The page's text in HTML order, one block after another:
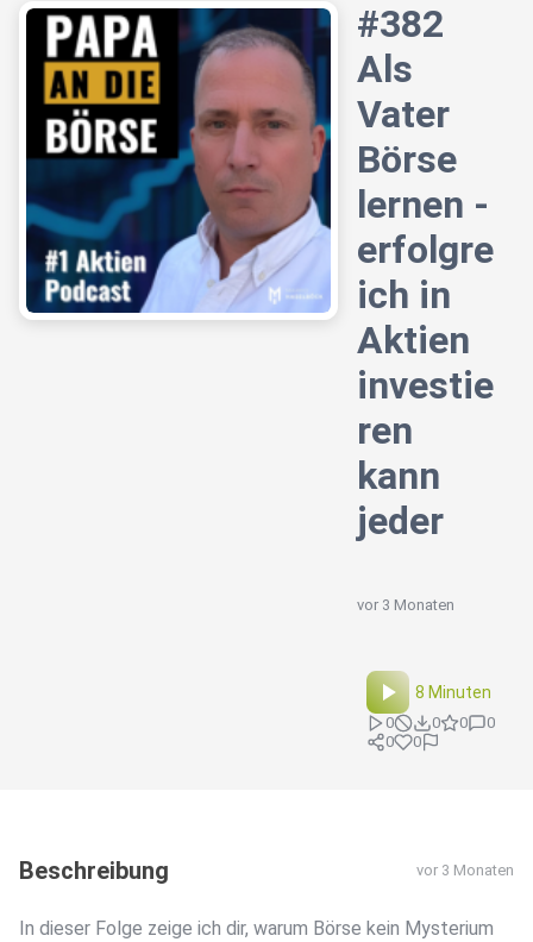
#382
Als
Vater
Börse
lernen -
erfolgre
ich in
Aktien
investie
ren
kann
jeder
vor 3 Monaten
8 Minuten
0 0 0
0
0
0
Beschreibung vor 3 Monaten
In dieser Folge zeige ich dir, warum Börse kein Mysterium